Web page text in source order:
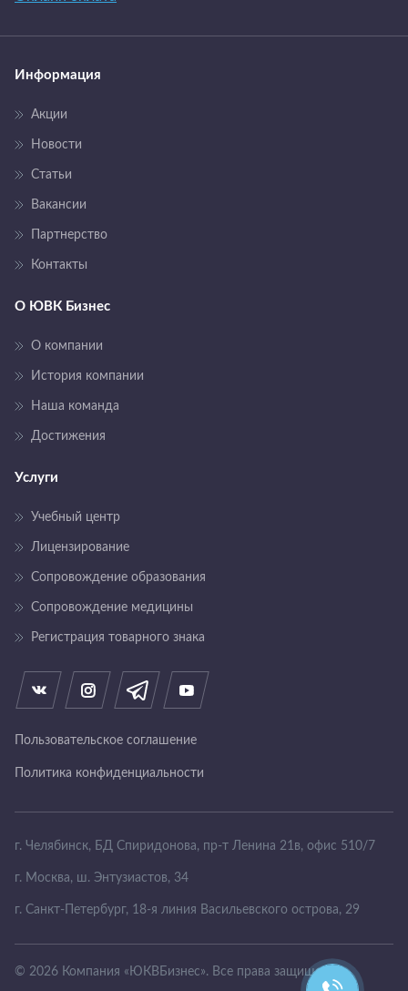
Информация
Акции
Новости
Статьи
Вакансии
Партнерство
Контакты
О ЮВК Бизнес
О компании
История компании
Наша команда
Достижения
Услуги
Учебный центр
Лицензирование
Сопровождение образования
Сопровождение медицины
Регистрация товарного знака
Пользовательское соглашение
Политика конфиденциальности
г. Челябинск, БД Спиридонова, пр-т Ленина 21в, офис 510/7
г. Москва, ш. Энтузиастов, 34
г. Санкт-Петербург, 18-я линия Васильевского острова, 29
© 2026 Компания «ЮКВБизнес». Все права защищены